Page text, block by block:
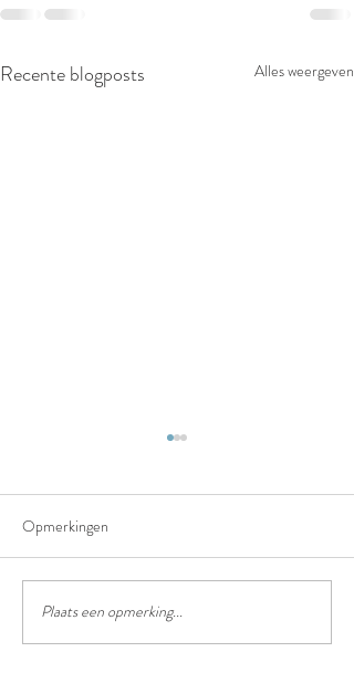
Recente blogposts Alles weergeven
Het chinees lantaarn festival
Opmerkingen
Plaats een opmerking...